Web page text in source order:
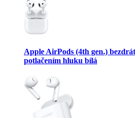
Apple AirPods (4th gen.)
potlačením hluku bílá